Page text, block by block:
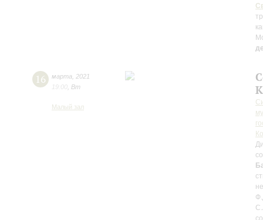
16 марта
2021
19:00 Вт
Малый зал